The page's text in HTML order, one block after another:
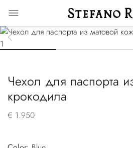
Чехол для паспорта
крокодила
€ 1.950